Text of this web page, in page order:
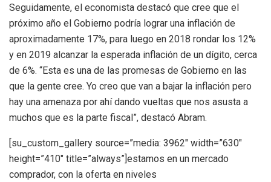
Seguidamente, el economista destacó que cree que el
próximo año el Gobierno podría lograr una inflación de
aproximadamente 17%, para luego en 2018 rondar los 12%
y en 2019 alcanzar la esperada inflación de un dígito, cerca
de 6%. “Esta es una de las promesas de Gobierno en las
que la gente cree. Yo creo que van a bajar la inflación pero
hay una amenaza por ahí dando vueltas que nos asusta a
muchos que es la parte fiscal”, destacó Abram.
[su_custom_gallery source=”media: 3962″ width=”630″
height=”410″ title=”always”]estamos en un mercado
comprador, con la oferta en niveles